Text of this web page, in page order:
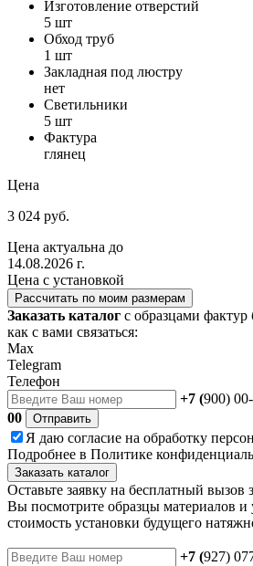
Изготовление отверстий
5 шт
Обход труб
1 шт
Закладная под люстру
нет
Светильники
5 шт
Фактура
глянец
Цена
3 024 руб.
Цена актуальна до
14.08.2026 г.
Цена с установкой
Рассчитать по моим размерам
Заказать каталог с образцами фактур
как с вами связаться:
Max
Telegram
Телефон
+7 (900)
00
Отправить
Я даю согласие на обработку
Подробнее в Политике
Заказать каталог
Оставьте заявку на бесплатный вызов
Вы посмотрите образцы материалов и
стоимость установки будущего
+7 (927)